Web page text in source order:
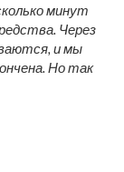
минут
Через
и мы
Но так